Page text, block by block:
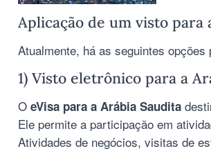
Aplicação de um visto para
Atualmente, há as seguintes opções
1) Visto eletrônico para a
O eVisa para a Arábia Saudita
Ele permite a participação em
Atividades de negócios, visitas de